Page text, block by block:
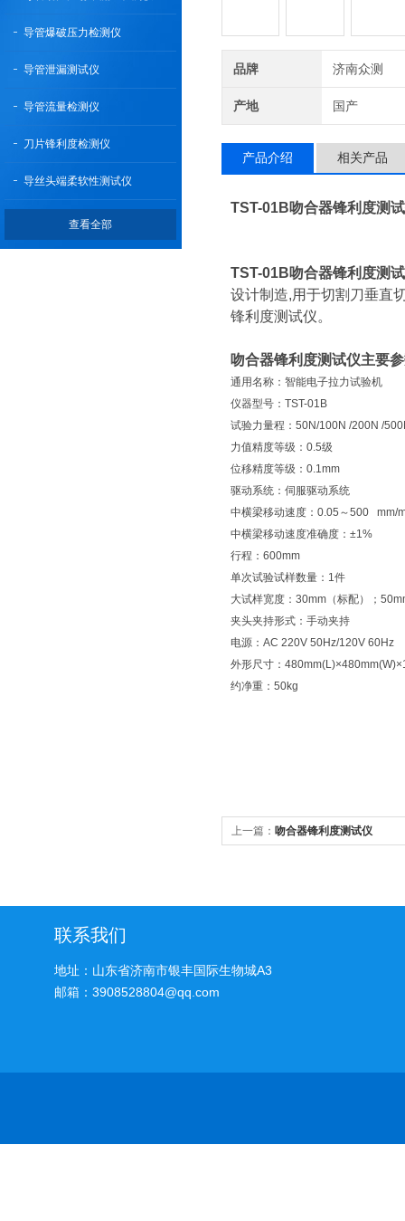
导管爆破压力检测仪
导管泄漏测试仪
导管流量检测仪
刀片锋利度检测仪
导丝头端柔软性测试仪
查看全部
品牌 济南众测
产地 国产
产品介绍 相关产品
TST-01B吻合器锋利度测
TST-01B吻合器锋利度测
设计制造,用于切割刀垂直
锋利度测试仪。
吻合器锋利度测试仪主要
通用名称：智能电子拉力试验机
仪器型号：TST-01B
试验力量程：50N/100N /200N /
力值精度等级：0.5级
位移精度等级：0.1mm
驱动系统：伺服驱动系统
中横梁移动速度：0.05～500 mm/
中横梁移动速度准确度：±1%
行程：600mm
单次试验试样数量：1件
大试样宽度：30mm（标配）；
夹头夹持形式：手动夹持
电源：AC 220V 50Hz/120V 60Hz
外形尺寸：
约净重：50kg
上一篇： 吻合器锋利度测试仪
联系我们
地址：山东省济南市银丰国际生物城A3
邮箱：3908528804@qq.com